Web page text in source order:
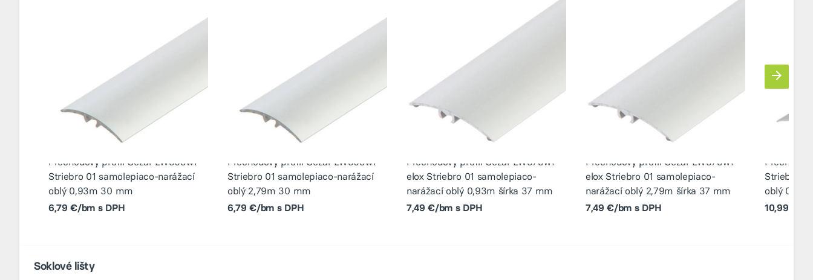
Prechodový profil Cezar LW305w1
Striebro 01 samolepiaco-narážací
oblý 0,93m 30 mm
6,79 €/bm s DPH
Prechodový profil Cezar LW305w1
Striebro 01 samolepiaco-narážací
oblý 2,79m 30 mm
6,79 €/bm s DPH
Prechodový profil Cezar LW375w1
elox Striebro 01 samolepiaco-
narážací oblý 0,93m šírka 37 mm
7,49 €/bm s DPH
Prechodový profil Cezar LW375w1
elox Striebro 01 samolepiaco-
narážací oblý 2,79m šírka 37 mm
7,49 €/bm s DPH
Striebro
oblý
10,99 €/
Soklové lišty